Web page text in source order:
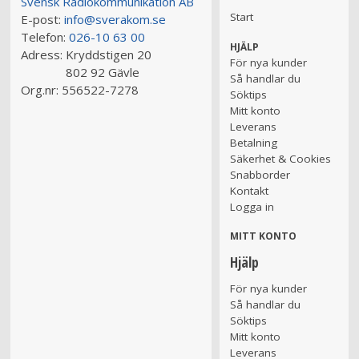
E-post: info@sverakom.se
Telefon: 026-10 63 00
Adress: Kryddstigen 20
802 92 Gävle
Org.nr: 556522-7278
Start
HJÄLP
För nya kunder
Så handlar du
Söktips
Mitt konto
Leverans
Betalning
Säkerhet & Cookies
Snabborder
Kontakt
Logga in
MITT KONTO
Hjälp
För nya kunder
Så handlar du
Söktips
Mitt konto
Leverans